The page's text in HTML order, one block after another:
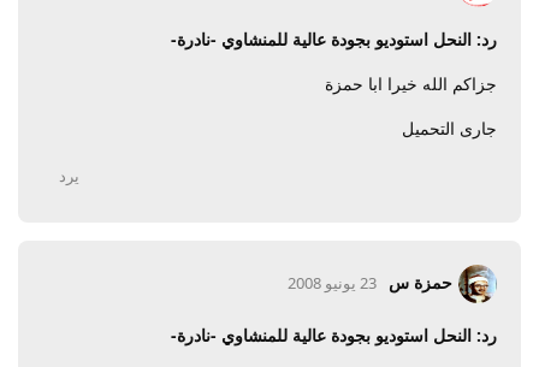
رد: النحل استوديو بجودة عالية للمنشاوي -نادرة-
جزاكم الله خيرا ابا حمزة
جارى التحميل
يرد
حمزة س 23 يونيو 2008
رد: النحل استوديو بجودة عالية للمنشاوي -نادرة-